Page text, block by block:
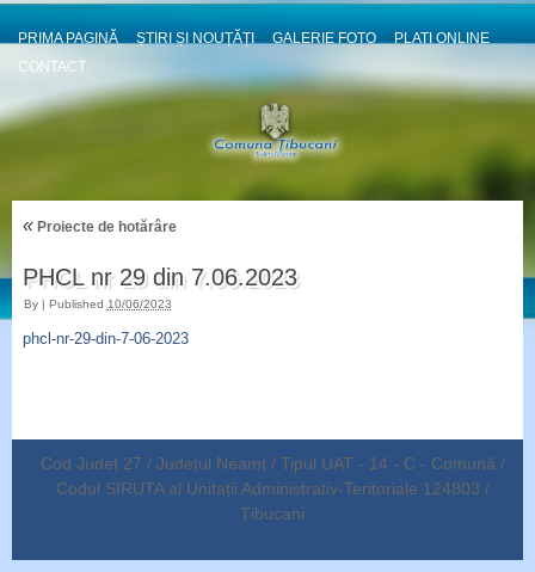
PRIMA PAGINĂ ȘTIRI ȘI NOUȚĂȚI GALERIE FOTO
PLATI ONLINE
CONTACT
«Proiecte de hotărâre
PHCL nr 29 din 7.06.2023
By | Published 10/06/2023
phcl-nr-29-din-7-06-2023
Cod Județ 27 / Județul Neamț / Tipul UAT - 14 - C - Comună /
Codul SIRUTA al Unitații Administrativ-Teritoriale 124803 /
Țibucani